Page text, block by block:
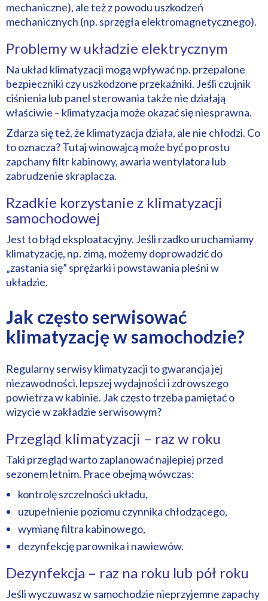
mechaniczne), ale też z powodu uszkodzeń
mechanicznych (np. sprzęgła elektromagnetycznego).
Problemy w układzie elektrycznym
Na układ klimatyzacji mogą wpływać np. przepalone
bezpieczniki czy uszkodzone przekaźniki. Jeśli czujnik
ciśnienia lub panel sterowania także nie działają
właściwie – klimatyzacja może okazać się niesprawna.
Zdarza się też, że klimatyzacja działa, ale nie chłodzi. Co
to oznacza? Tutaj winowajcą może być po prostu
zapchany filtr kabinowy, awaria wentylatora lub
zabrudzenie skraplacza.
Rzadkie korzystanie z klimatyzacji
samochodowej
Jest to błąd eksploatacyjny. Jeśli rzadko uruchamiamy
klimatyzację, np. zimą, możemy doprowadzić do
„zastania się” sprężarki i powstawania pleśni w
układzie.
Jak często serwisować
klimatyzację w samochodzie?
Regularny serwisy klimatyzacji to gwarancja jej
niezawodności, lepszej wydajności i zdrowszego
powietrza w kabinie. Jak często trzeba pamiętać o
wizycie w zakładzie serwisowym?
Przegląd klimatyzacji – raz w roku
Taki przegląd warto zaplanować najlepiej przed
sezonem letnim. Prace obejmą wówczas:
kontrolę szczelności układu,
uzupełnienie poziomu czynnika chłodzącego,
wymianę filtra kabinowego,
dezynfekcję parownika i nawiewów.
Dezynfekcja – raz na roku lub pół roku
Jeśli wyczuwasz w samochodzie nieprzyjemne zapachy